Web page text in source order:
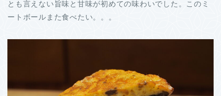
とも言えない旨味と甘味が初めての味わいでした。このミ
ートボールまた食べたい。。。